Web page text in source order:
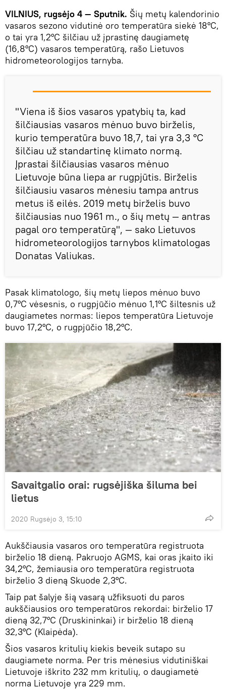
VILNIUS, rugsėjo 4 — Sputnik. Šių metų kalendorinio
vasaros sezono vidutinė oro temperatūra siekė 18°C,
o tai yra 1,2°C šilčiau už įprastinę daugiametę
(16,8°C) vasaros temperatūrą, rašo Lietuvos
hidrometeorologijos tarnyba.
"Viena iš šios vasaros ypatybių ta, kad
šilčiausias vasaros mėnuo buvo birželis,
kurio temperatūra buvo 18,7, tai yra 3,3 °C
šilčiau už standartinę klimato normą.
Įprastai šilčiausias vasaros mėnuo
Lietuvoje būna liepa ar rugpjūtis. Birželis
šilčiausiu vasaros mėnesiu tampa antrus
metus iš eilės. 2019 metų birželis buvo
šilčiausias nuo 1961 m., o šių metų — antras
pagal oro temperatūrą", — sako Lietuvos
hidrometeorologijos tarnybos klimatologas
Donatas Valiukas.
Pasak klimatologo, šių metų liepos mėnuo buvo
0,7°C vėsesnis, o rugpjūčio mėnuo 1,1°C šiltesnis už
daugiametes normas: liepos temperatūra Lietuvoje
buvo 17,2°C, o rugpjūčio 18,2°C.
Savaitgalio orai: rugsėjiška šiluma bei
lietus
2020 Rugsėjo 3, 15:10
Aukščiausia vasaros oro temperatūra registruota
birželio 18 dieną. Pakruojo AGMS, kai oras įkaito iki
34,2°C, žemiausia oro temperatūra registruota
birželio 3 dieną Skuode 2,3°C.
Taip pat šalyje šią vasarą užfiksuoti du paros
aukščiausios oro temperatūros rekordai: birželio 17
dieną 32,7°C (Druskininkai) ir birželio 18 dieną
32,3°C (Klaipėda).
Šios vasaros kritulių kiekis beveik sutapo su
daugiamete norma. Per tris mėnesius vidutiniškai
Lietuvoje iškrito 232 mm kritulių, o daugiametė
norma Lietuvoje yra 229 mm.